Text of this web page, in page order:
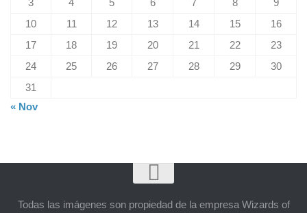
3
4 5 6 7 8
9
10
11 12 13 14 15
16
17
18 19 20 21 22
23
24
25 26 27 28 29
30
31
« Nov
Todas las imágenes son propiedad de la empresa Wizards of